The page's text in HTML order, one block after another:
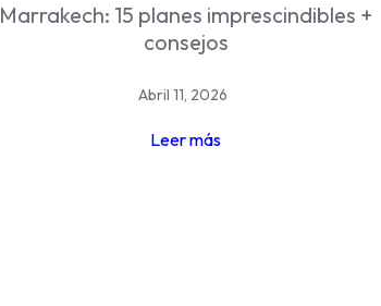
Marrakech: 15 planes imprescindibles +
consejos
Abril 11, 2026
Leer más